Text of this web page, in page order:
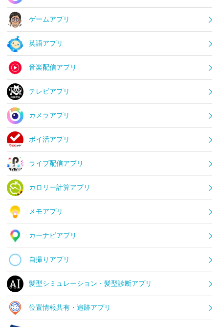
ゲームアプリ
英語アプリ
音楽配信アプリ
テレビアプリ
カメラアプリ
ポイ活アプリ
ライブ配信アプリ
カロリー計算アプリ
メモアプリ
カーナビアプリ
自撮りアプリ
髪型シミュレーション・髪型診断アプリ
位置情報共有・追跡アプリ